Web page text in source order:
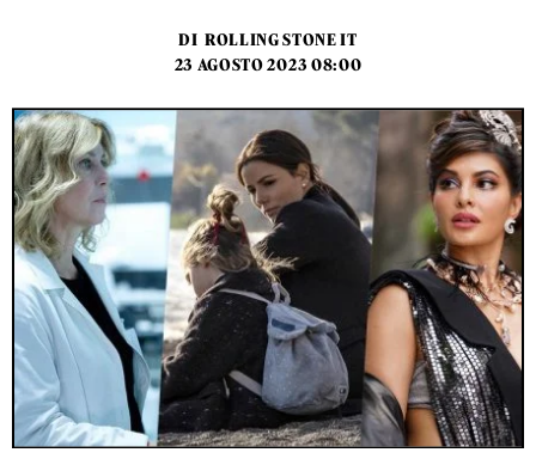
DI ROLLING STONE IT
23 AGOSTO 2023 08:00